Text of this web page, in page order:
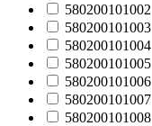
580200101002
580200101003
580200101004
580200101005
580200101006
580200101007
580200101008